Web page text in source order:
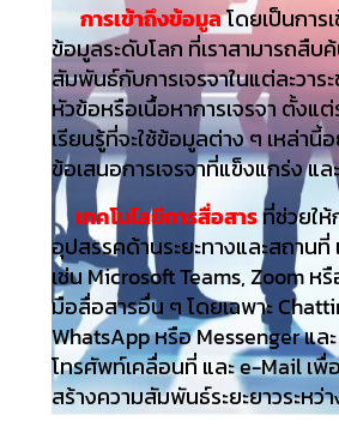
การเข้าถึงข้อมูลโดยเป็นการ
ข้อมูลระดับโลก ที่เราสามารถสื
สัมพันธ์กับการเจรจาในแต่ละวาร
หัวข้อหรือเนื้อหาการเจรจา ตั้งแ
เรียนรู้ที่จะใช้ข้อมูลต่าง ๆ เหล่า
ข้อเสนอการเจรจาที่แข็งแกร่ง แล
เทคโนโลยีการสื่อสารที่ช่วยให้
อุปสรรคด้านระยะทางและสถานที่
เช่น Microsoft Teams, Zoom ห
มือสื่อสารอื่น ๆ โดยเฉพาะ
WhatsApp หรือ Messenger แ
โทรศัพท์เคลื่อนที่ และ e-Mail เ
สร้างความสัมพันธ์ระยะยาวระหว่า